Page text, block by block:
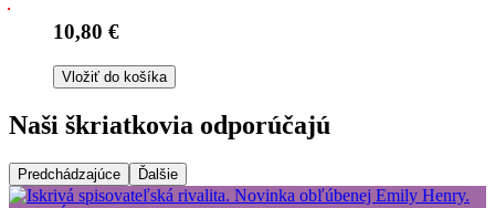
10,80 €
Vložiť do košíka
Naši škriatkovia odporúčajú
Predchádzajúce Ďalšie